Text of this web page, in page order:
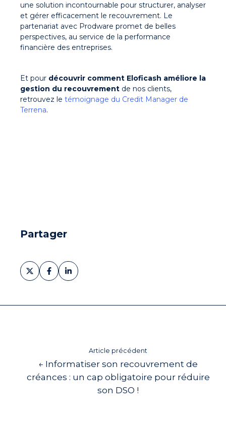
une solution incontournable pour structurer, analyser
et gérer efficacement le recouvrement. Le
partenariat avec Prodware promet de belles
perspectives, au service de la performance
financière des entreprises.
Et pour découvrir comment Eloficash améliore la
gestion du recouvrement de nos clients,
retrouvez le témoignage du Credit Manager de
Terrena.
Partager
Partager
sur
Partager
sur
Partager
sur
Article précédent
← Informatiser son recouvrement de
créances : un cap obligatoire pour réduire
son DSO !